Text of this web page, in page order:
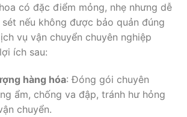
có đặc điểm mỏng, nhẹ nhưng dễ
nếu không được bảo quản đúng
vụ vận chuyển chuyên nghiệp
ích sau:
hàng hóa: Đóng gói chuyên
ẩm, chống va đập, tránh hư hỏng
chuyển.